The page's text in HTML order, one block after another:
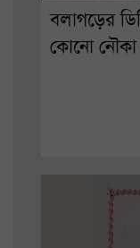
বলাগড়ের
কোনো নৌকা